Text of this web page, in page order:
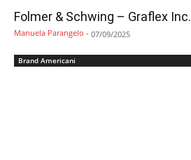
Folmer & Schwing – Graflex Inc.
Manuela Parangelo - 07/09/2025
Brand Americani